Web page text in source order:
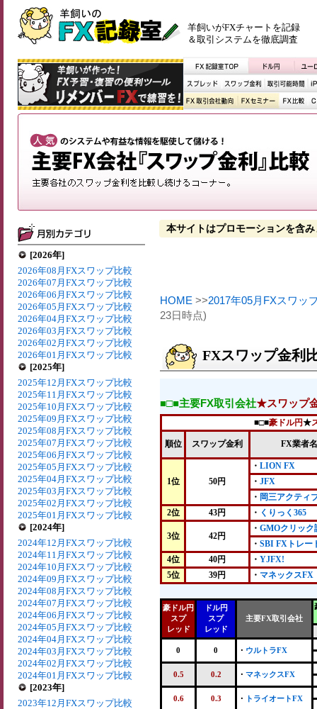
羊飼いがFXチャートを記録
＆取引システムを徹底調査
[2026年]
2026年08月FXスワップ比較
2026年07月FXスワップ比較
2026年06月FXスワップ比較
2026年05月FXスワップ比較
2026年04月FXスワップ比較
2026年03月FXスワップ比較
2026年02月FXスワップ比較
2026年01月FXスワップ比較
[2025年]
2025年12月FXスワップ比較
2025年11月FXスワップ比較
2025年10月FXスワップ比較
2025年09月FXスワップ比較
2025年08月FXスワップ比較
2025年07月FXスワップ比較
2025年06月FXスワップ比較
2025年05月FXスワップ比較
2025年04月FXスワップ比較
2025年03月FXスワップ比較
2025年02月FXスワップ比較
2025年01月FXスワップ比較
[2024年]
2024年12月FXスワップ比較
2024年11月FXスワップ比較
2024年10月FXスワップ比較
2024年09月FXスワップ比較
2024年08月FXスワップ比較
2024年07月FXスワップ比較
2024年06月FXスワップ比較
2024年05月FXスワップ比較
2024年04月FXスワップ比較
2024年03月FXスワップ比較
2024年02月FXスワップ比較
2024年01月FXスワップ比較
[2023年]
2023年12月FXスワップ比較
本サイトはプロモーションを含み
HOME >>2017年05月FXスワッ
23日時点)
FXスワップ金利
■□■主要FX取引会社★スワップ
■□■豪ドル円★
順位 スワップ金利 FX業者名
1位 50円
・ LION FX
・ JFX
・ 岡三アクティ
2位
43円 ・ くりっく365
3位 42円
・ GMOクリック
・ SBI FXトレー
4位
40円 ・ YJFX!
5位
39円 ・ マネックスFX
豪ドル円
スプ
レッド
ドル円
スプ
レッド
主要FX取引会社
0 0 ・ ウルトラFX
0.5 0.2 ・ マネックスFX
0.6 0.3 ・ トライオートFX